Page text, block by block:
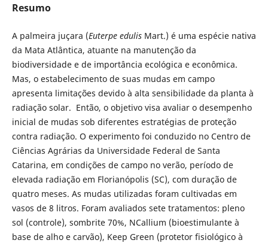
Resumo
A palmeira juçara (Euterpe edulisMart.) é uma espécie nativa
da Mata Atlântica, atuante na manutenção da
biodiversidade e de importância ecológica e econômica.
Mas, o estabelecimento de suas mudas em campo
apresenta limitações devido à alta sensibilidade da planta à
radiação solar. Então, o objetivo visa avaliar o desempenho
inicial de mudas sob diferentes estratégias de proteção
contra radiação. O experimento foi conduzido no Centro de
Ciências Agrárias da Universidade Federal de Santa
Catarina, em condições de campo no verão, período de
elevada radiação em Florianópolis (SC), com duração de
quatro meses. As mudas utilizadas foram cultivadas em
vasos de 8 litros. Foram avaliados sete tratamentos: pleno
sol (controle), sombrite 70%, NCallium (bioestimulante à
base de alho e carvão), Keep Green (protetor fisiológico à